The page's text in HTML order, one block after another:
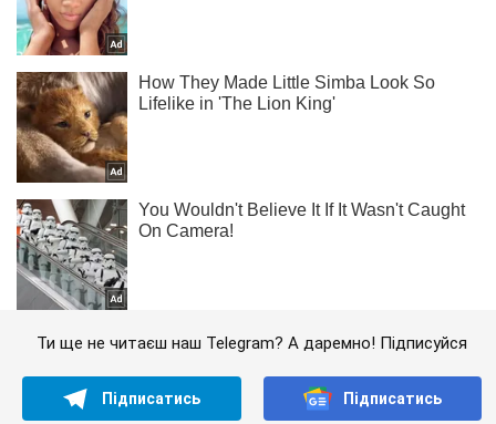
Ти ще не читаєш наш Telegram? А даремно! Підписуйся
Підписатись Підписатись